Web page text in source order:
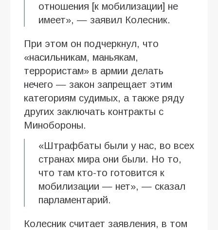
отношения [к мобилизации] не
имеет», — заявил Колесник.
При этом он подчеркнул, что
«насильникам, маньякам,
террористам» в армии делать
нечего — закон запрещает этим
категориям судимых, а также ряду
других заключать контракты с
Минобороны.
«Штрафбаты были у нас, во всех
странах мира они были. Но то,
что там кто-то готовится к
мобилизации — нет», — сказал
парламентарий.
Колесник считает заявления, в том